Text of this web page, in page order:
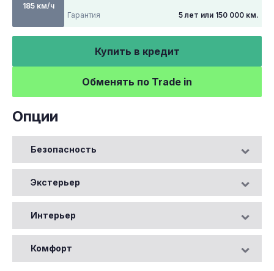
185 км/ч
Гарантия 5 лет или 150 000 км.
Купить в кредит
Обменять по Trade in
Опции
Безопасность
Экстерьер
Интерьер
Комфорт